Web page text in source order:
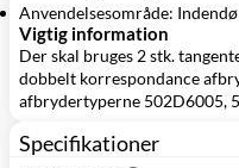
Anvendelsesområde:
Vigtig information
Der skal bruges 2 stk.
dobbelt korrespondance
afbrydertyperne 502D6005,
Specifikationer